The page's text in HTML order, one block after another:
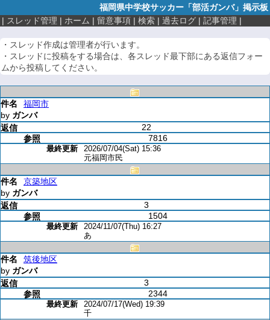
福岡県中学校サッカー「部活ガンバ」掲示板
| スレッド管理 | ホーム | 留意事項 | 検索 | 過去ログ | 記事管理 |
・スレッド作成は管理者が行います。
・スレッドに投稿をする場合は、各スレッド最下部にある返信フォー
ムから投稿してください。
福岡市
by ガンバ
22
7816
2026/07/04(Sat) 15:36
元福岡市民
京築地区
by ガンバ
3
1504
2024/11/07(Thu) 16:27
あ
筑後地区
by ガンバ
3
2344
2024/07/17(Wed) 19:39
千